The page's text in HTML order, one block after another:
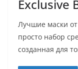
Exclusive
Лучшие маски
просто набор
созданная для